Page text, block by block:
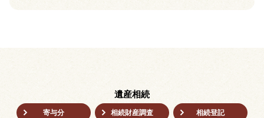
遺産相続
寄与分 相続財産調査 相続登記